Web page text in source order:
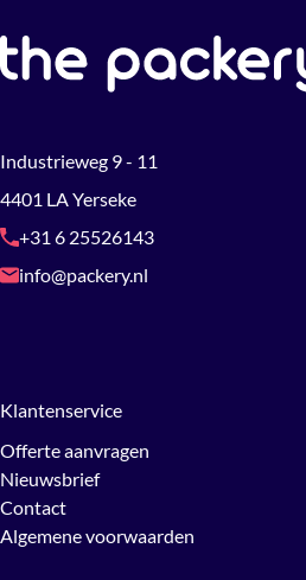
Industrieweg 9 - 11
4401 LA Yerseke
+31 6 25526143
info@packery.nl
Klantenservice
Offerte aanvragen
Nieuwsbrief
Contact
Algemene voorwaarden